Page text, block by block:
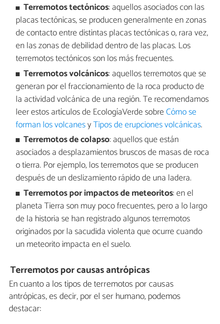
Terremotos tectónicos: aquellos asociados con las
placas tectónicas, se producen generalmente en zonas
de contacto entre distintas placas tectónicas o, rara vez,
en las zonas de debilidad dentro de las placas. Los
terremotos tectónicos son los más frecuentes.
Terremotos volcánicos: aquellos terremotos que se
generan por el fraccionamiento de la roca producto de
la actividad volcánica de una región. Te recomendamos
leer estos artículos de EcologíaVerde sobreCómo se
forman los volcanesyTipos de erupciones volcánicas.
Terremotos de colapso: aquellos que están
asociados a desplazamientos bruscos de masas de roca
o tierra. Por ejemplo, los terremotos que se producen
después de un deslizamiento rápido de una ladera.
Terremotos por impactos de meteoritos: en el
planeta Tierra son muy poco frecuentes, pero a lo largo
de la historia se han registrado algunos terremotos
originados por la sacudida violenta que ocurre cuando
un meteorito impacta en el suelo.
Terremotos por causas antrópicas
En cuanto a los tipos de terremotos por causas
antrópicas, es decir, por el ser humano, podemos
destacar: